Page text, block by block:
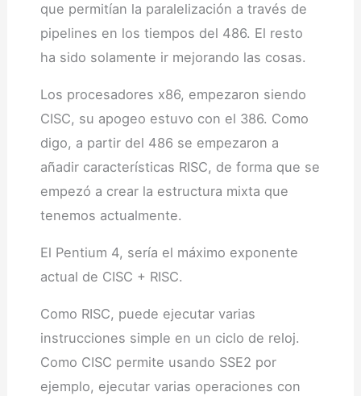
que permitían la paralelización a través de
pipelines en los tiempos del 486. El resto
ha sido solamente ir mejorando las cosas.
Los procesadores x86, empezaron siendo
CISC, su apogeo estuvo con el 386. Como
digo, a partir del 486 se empezaron a
añadir características RISC, de forma que se
empezó a crear la estructura mixta que
tenemos actualmente.
El Pentium 4, sería el máximo exponente
actual de CISC + RISC.
Como RISC, puede ejecutar varias
instrucciones simple en un ciclo de reloj.
Como CISC permite usando SSE2 por
ejemplo, ejecutar varias operaciones con